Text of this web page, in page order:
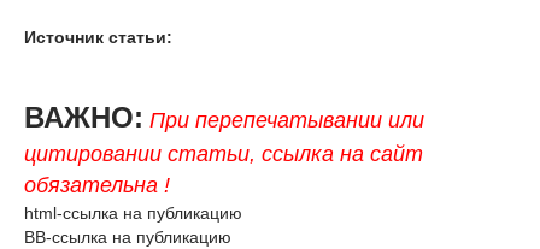
Источник статьи:
ВАЖНО: При перепечатывании или
цитировании статьи, ссылка на сайт
обязательна !
html-ссылка на публикацию
BB-ссылка на публикацию